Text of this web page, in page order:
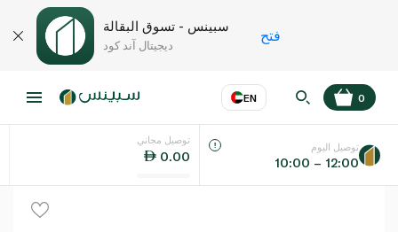
سبينس - تسوق البقالة
ديجيتال آند كود
فتح
EN
اللغة عر
0
توصيل مجاني
0.00
توصيل اليوم
10:00 – 12:00